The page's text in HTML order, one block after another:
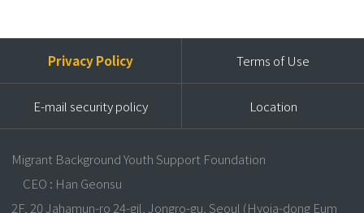
Privacy Policy Terms of Use
E-mail security policy Location
Migrant Background Youth Support Foundation
CEO : Han Geonsu
2F, 20 Jahamun-ro 24-gil, Jongro-gu, Seoul (Hyoja-dong Eum